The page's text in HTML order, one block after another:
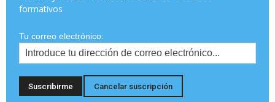
formativos
Tu correo electrónico: